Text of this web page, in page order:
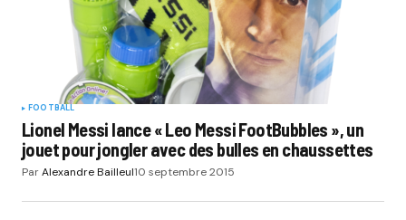
FOOTBALL
Lionel Messi lance « Leo Messi FootBubbles », un
jouet pour jongler avec des bulles en chaussettes
ParAlexandre Bailleul10 septembre 2015